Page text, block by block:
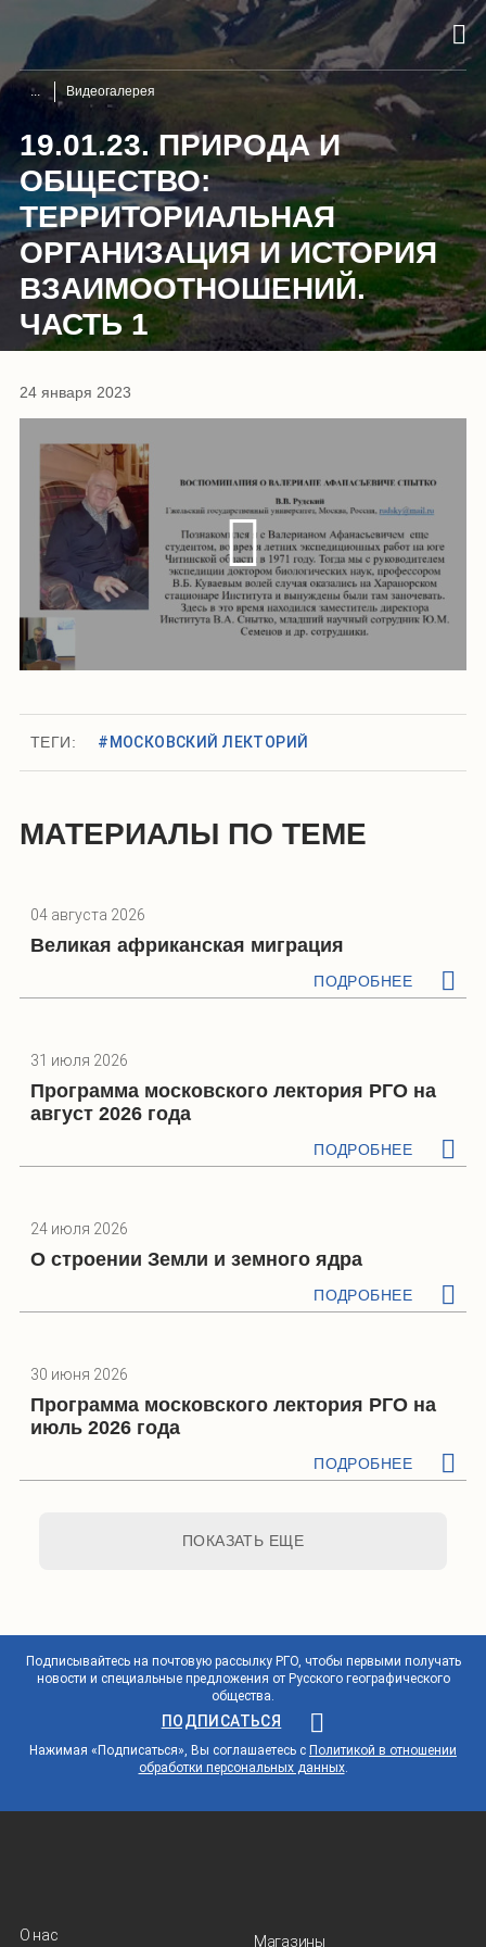
Видеогалерея
19.01.23. ПРИРОДА И
ОБЩЕСТВО:
ТЕРРИТОРИАЛЬНАЯ
ОРГАНИЗАЦИЯ И ИСТОРИЯ
ВЗАИМООТНОШЕНИЙ.
ЧАСТЬ 1
24 января 2023
ТЕГИ: #МОСКОВСКИЙ ЛЕКТОРИЙ
МАТЕРИАЛЫ ПО ТЕМЕ
04 августа 2026
Великая африканская миграция
ПОДРОБНЕЕ
31 июля 2026
Программа московского лектория РГО на
август 2026 года
ПОДРОБНЕЕ
24 июля 2026
О строении Земли и земного ядра
ПОДРОБНЕЕ
30 июня 2026
Программа московского лектория РГО на
июль 2026 года
ПОДРОБНЕЕ
ПОКАЗАТЬ ЕЩЕ
Подписывайтесь на почтовую рассылку РГО, чтобы первыми получать
новости и специальные предложения от Русского географического
общества.
ПОДПИСАТЬСЯ
Нажимая «Подписаться», Вы соглашаетесь с Политикой в отношении
обработки персональных данных.
О нас Магазины